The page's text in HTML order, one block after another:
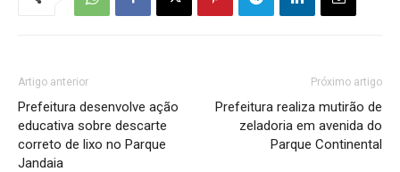
Artigo anterior
Prefeitura desenvolve ação
educativa sobre descarte
correto de lixo no Parque
Jandaia
Próximo artigo
Prefeitura realiza mutirão de
zeladoria em avenida do
Parque Continental